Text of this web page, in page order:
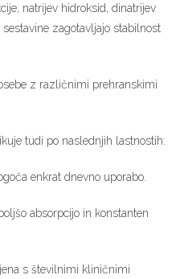
natrijev hidroksid, dinatrijev
zagotavljajo stabilnost
z različnimi prehranskimi
tudi po naslednjih lastnostih:
enkrat dnevno uporabo.
absorpcijo in konstanten
s številnimi kliničnimi